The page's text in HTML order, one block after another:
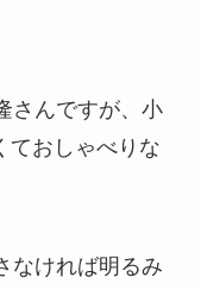
さんですが、小
ておしゃべりな
なければ明るみ